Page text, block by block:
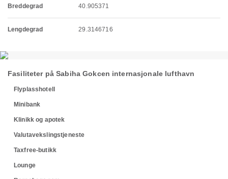
Breddegrad 40.905371
Lengdegrad 29.3146716
Fasiliteter på Sabiha Gokcen internasjonale lufthavn
Flyplasshotell
Minibank
Klinikk og apotek
Valutavekslingstjeneste
Taxfree-butikk
Lounge